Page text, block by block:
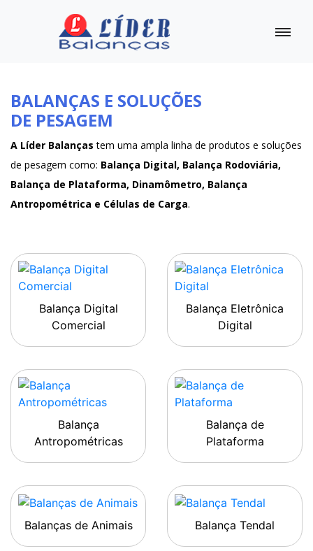
BALANÇAS E SOLUÇÕES
DE PESAGEM
A Líder Balanças tem uma ampla linha de produtos e soluções
de pesagem como: Balança Digital, Balança Rodoviária,
Balança de Plataforma, Dinamômetro, Balança
Antropométrica e Células de Carga.
Balança Digital
Comercial
Balança Eletrônica
Digital
Balança
Antropométricas
Balança de
Plataforma
Balanças de Animais Balança Tendal